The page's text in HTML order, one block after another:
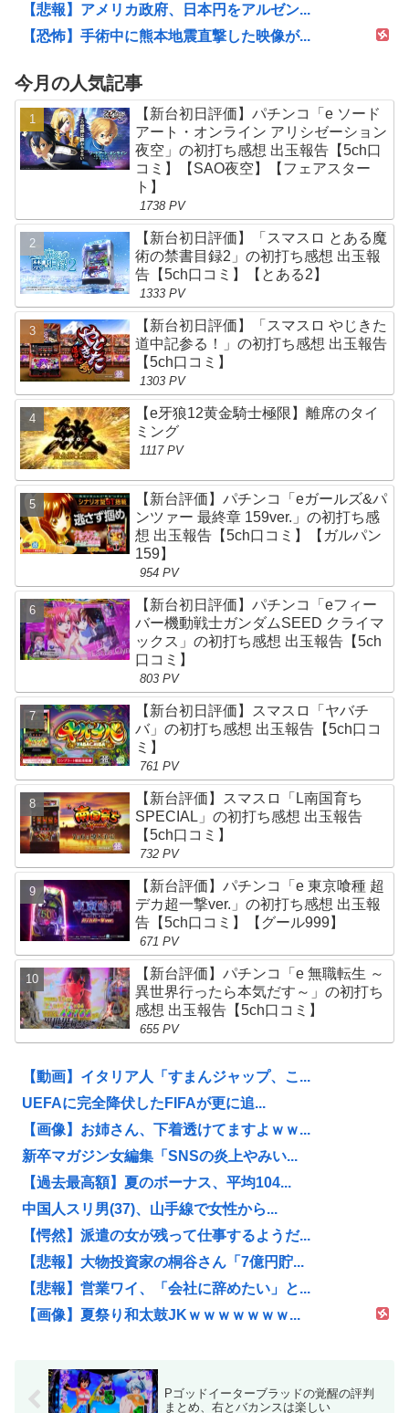
【悲報】アメリカ政府、日本円をアルゼン...
【恐怖】手術中に熊本地震直撃した映像が...
今月の人気記事
【新台初日評価】パチンコ「e ソード
アート・オンライン アリシゼーション
夜空」の初打ち感想 出玉報告【5ch口
コミ】【SAO夜空】【フェアスター
ト】
1738 PV
【新台初日評価】「スマスロ とある魔
術の禁書目録2」の初打ち感想 出玉報
告【5ch口コミ】【とある2】
1333 PV
【新台初日評価】「スマスロ やじきた
道中記参る！」の初打ち感想 出玉報告
【5ch口コミ】
1303 PV
【e牙狼12黄金騎士極限】離席のタイ
ミング
1117 PV
【新台評価】パチンコ「eガールズ&パ
ンツァー 最終章 159ver.」の初打ち感
想 出玉報告【5ch口コミ】【ガルパン
159】
954 PV
【新台初日評価】パチンコ「eフィー
バー機動戦士ガンダムSEED クライマ
ックス」の初打ち感想 出玉報告【5ch
口コミ】
803 PV
【新台初日評価】スマスロ「ヤバチ
バ」の初打ち感想 出玉報告【5ch口コ
ミ】
761 PV
【新台評価】スマスロ「L南国育ち
SPECIAL」の初打ち感想 出玉報告
【5ch口コミ】
732 PV
【新台評価】パチンコ「e 東京喰種 超
デカ超一撃ver.」の初打ち感想 出玉報
告【5ch口コミ】【グール999】
671 PV
【新台評価】パチンコ「e 無職転生 ～
異世界行ったら本気だす～」の初打ち
感想 出玉報告【5ch口コミ】
655 PV
【動画】イタリア人「すまんジャップ、こ...
UEFAに完全降伏したFIFAが更に追...
【画像】お姉さん、下着透けてますよｗｗ...
新卒マガジン女編集「SNSの炎上やみい...
【過去最高額】夏のボーナス、平均104...
中国人スリ男(37)、山手線で女性から...
【愕然】派遣の女が残って仕事するようだ...
【悲報】大物投資家の桐谷さん「7億円貯...
【悲報】営業ワイ、「会社に辞めたい」と...
【画像】夏祭り和太鼓JKｗｗｗｗｗｗｗ...
Pゴッドイーターブラッドの覚醒の評判
まとめ、右とバカンスは楽しい